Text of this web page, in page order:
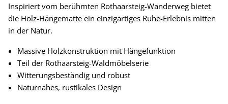
Inspiriert vom berühmten Rothaarsteig-Wanderweg bietet
die Holz-Hängematte ein einzigartiges Ruhe-Erlebnis mitten
in der Natur.
Massive Holzkonstruktion mit Hängefunktion
Teil der Rothaarsteig-Waldmöbelserie
Witterungsbeständig und robust
Naturnahes, rustikales Design